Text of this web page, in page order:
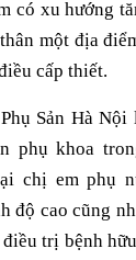
có xu hướng
một địa
cấp thiết.
Sản Hà
phụ khoa
chị em phụ
độ cao cũng
trị bệnh